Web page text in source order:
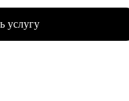
услугу